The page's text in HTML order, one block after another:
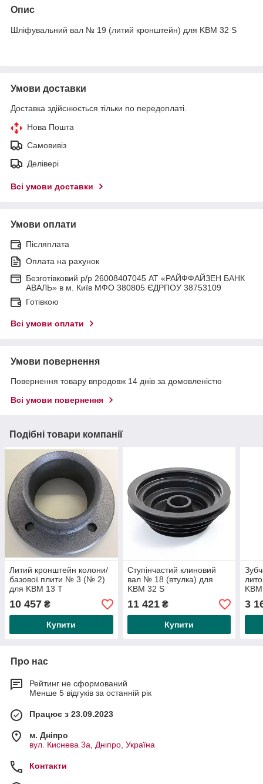
Опис
Шліфувальний вал № 19 (литий кронштейн) для KBM 32 S
Умови доставки
Доставка здійснюється тільки по передоплаті.
Нова Пошта
Самовивіз
Делівері
Всі умови доставки
Умови оплати
Післяплата
Оплата на рахунок
Безготівковий р/р 26008407045 АТ «РАЙФФАЙЗЕН БАНК
АВАЛЬ» в м. Київ МФО 380805 ЄДРПОУ 38753109
Готівкою
Всі умови оплати
Умови повернення
Повернення товару впродовж 14 днів за домовленістю
Всі умови повернення
Подібні товари компанії
Литий кронштейн колони/
базової плити № 3 (№ 2)
для KBM 13 T
10 457 ₴
Купити
Ступінчастий клиновий
вал № 18 (втулка) для
KBM 32 S
11 421₴
Купити
3
Про нас
Рейтинг не сформований
Менше 5 відгуків за останній рік
Працює з 23.09.2023
м. Дніпро
вул. Киснева 3а, Дніпро, Україна
Контакти